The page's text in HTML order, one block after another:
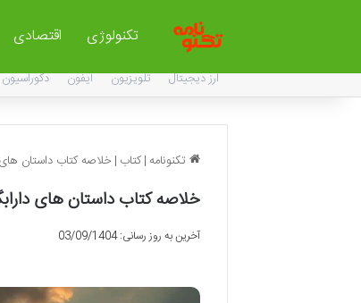
تکنولوژی اقتصادی
ارز دیجیتال تلویزیون آیفون دکوراسیون
تکنونامه | کتاب | خلاصه کتاب داستان های
خلاصه کتاب داستان های
آخرین به روز رسانی: 03/09/1404